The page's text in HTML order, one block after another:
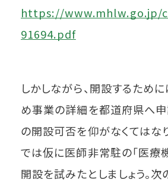
https://www.mhlw.go.jp/
91694.pdf
しかしながら、開設するため
め事業の詳細を都道府県へ申
の開設可否を仰がなくてはな
では仮に医師非常駐の「医療
開設を試みたとしましょう。